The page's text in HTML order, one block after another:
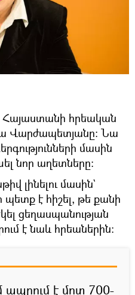
հրեական
Վարժապետյանը։ Նա
մասին
նոր աղետները։
լինելու մասին`
է հիշել, թե քանի
ցեղասպանության
է նաև հրեաներին։
ապրում է մոտ 700-